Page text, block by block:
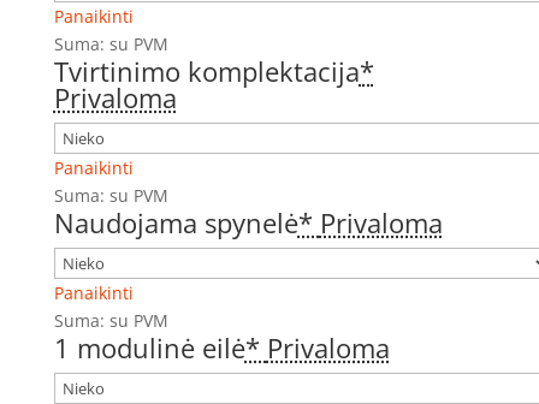
Panaikinti
Suma: su PVM
Tvirtinimo komplektacija*
Privaloma
Panaikinti
Suma: su PVM
Naudojama spynelė* Privaloma
Panaikinti
Suma: su PVM
1 modulinė eilė* Privaloma